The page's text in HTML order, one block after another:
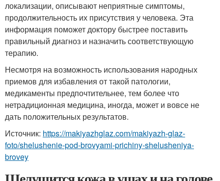
локализации, описывают неприятные симптомы,
продолжительность их присутствия у человека. Эта
информация поможет доктору быстрее поставить
правильный диагноз и назначить соответствующую
терапию.
Несмотря на возможность использования народных
приемов для избавления от такой патологии,
медикаменты предпочтительнее, тем более что
нетрадиционная медицина, иногда, может и вовсе не
дать положительных результатов.
Источник: https://makiyazhglaz.com/makiyazh-glaz-
foto/shelushenie-pod-brovyami-prichiny-shelusheniya-
brovey